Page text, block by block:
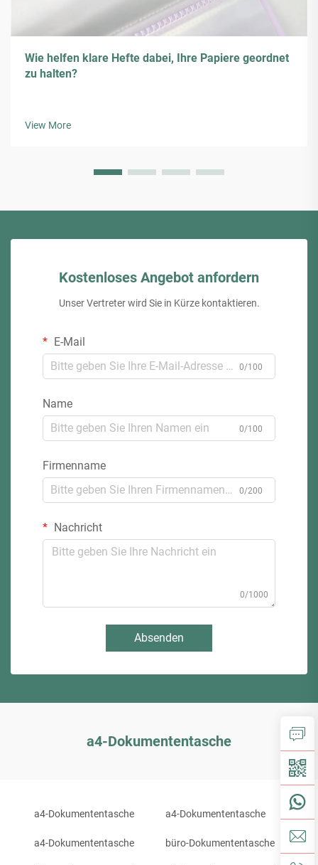
Wie helfen klare Hefte dabei, Ihre Papiere geordnet
zu halten?
View More
Kostenloses Angebot anfordern
Unser Vertreter wird Sie in Kürze kontaktieren.
E-Mail
0/100
Name
0/100
Firmenname
0/200
Nachricht
0/1000
Absenden
a4-Dokumententasche
a4-Dokumententasche a4-Dokumententasche
a4-Dokumententasche büro-Dokumententasche